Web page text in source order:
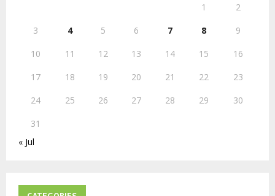
H
1
2
3
4 5 6 7 8
9
10
11 12 13 14 15
16
17
18 19 20 21 22
23
24
25 26 27 28 29
30
31
« Jul